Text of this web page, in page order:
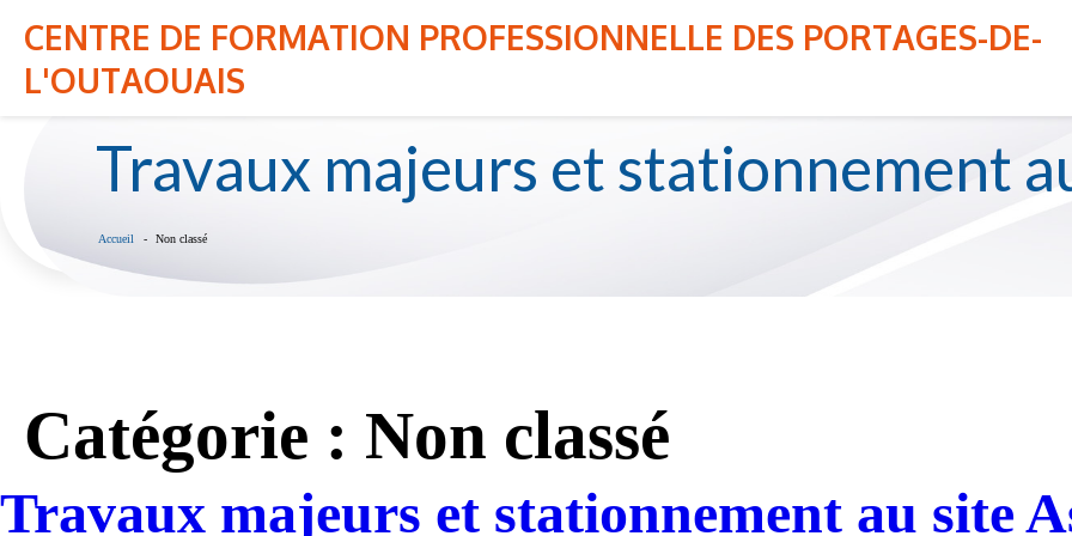
CENTRE DE FORMATION PROFESSIONNELLE DES PORTAGES-DE-
L'OUTAOUAIS
ici.
NOTRE CENTRE NOS PROGRAMMES ADMISSION ÉLÈVES
Travaux majeurs et stationnement
Accueil Non classé
Catégorie : Non classé
Travaux majeurs et stationnement au site